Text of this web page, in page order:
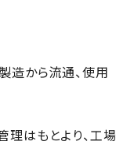
造から流通、使用
はもとより、工場